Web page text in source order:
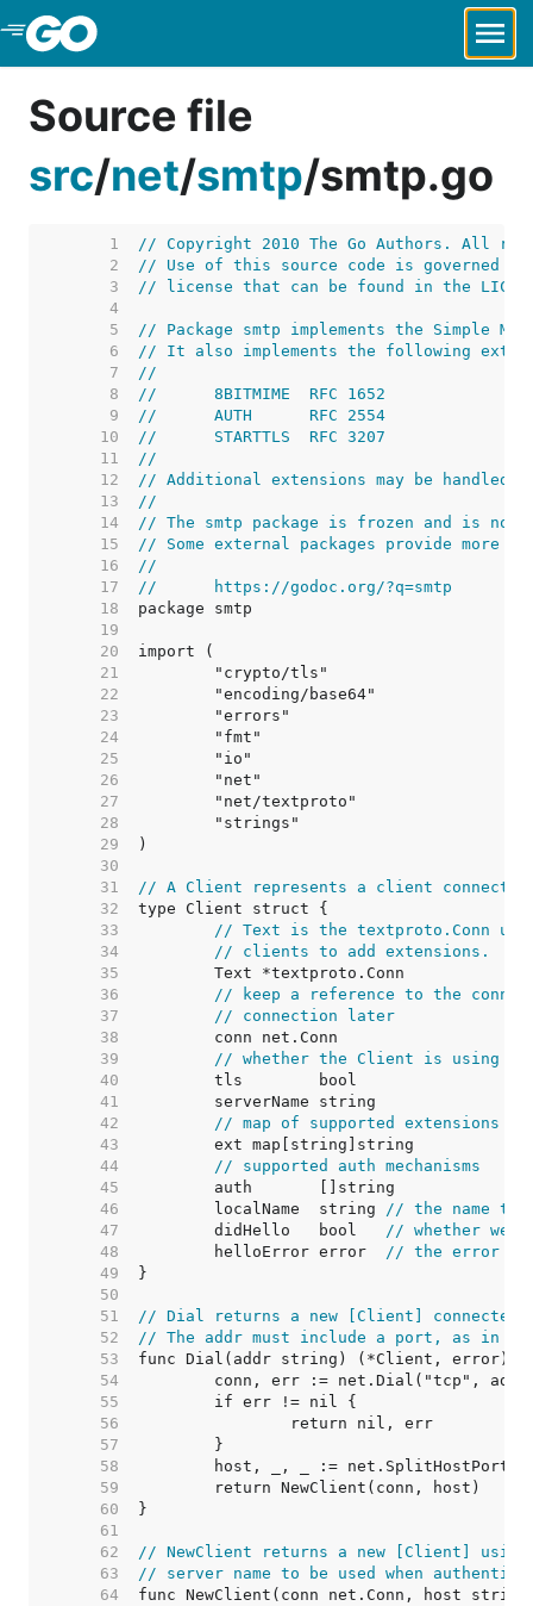
Skip to Main Content
Source file
src/net/smtp/smtp.go
     1
// Copyright 2010 The Go Authors. All
     2
// Use of this source code is governed by
     3
// license that can be found in the
     4
     5
// Package smtp implements the Simple
     6
// It also implements the following
     7
//
     8
//	8BITMIME  RFC 1652
     9
//	AUTH      RFC 2554
    10
//	STARTTLS  RFC 3207
    11
//
    12
// Additional extensions may be handled
    13
//
    14
// The smtp package is frozen and is not
    15
// Some external packages provide more
    16
//
    17
//	https://godoc.org/?q=smtp
    18
    19
    20
    21
    22
    23
    24
    25
    26
    27
    28
    29
    30
    31
// A Client represents a client
    32
    33
// Text is the textproto.Conn
    34
// clients to add extensions.
    35
    36
// keep a reference to the
    37
// connection later
    38
    39
// whether the Client is using
    40
    41
    42
// map of supported extensions
    43
    44
// supported auth mechanisms
    45
    46
	localName  string
// the name to
    47
	didHello   bool
// whether we've
    48
	helloError error
// the error
    49
    50
    51
// Dial returns a new [Client] connected
    52
// The addr must include a port, as in
    53
    54
    55
    56
    57
    58
    59
    60
    61
    62
// NewClient returns a new [Client]
    63
// server name to be used when
    64